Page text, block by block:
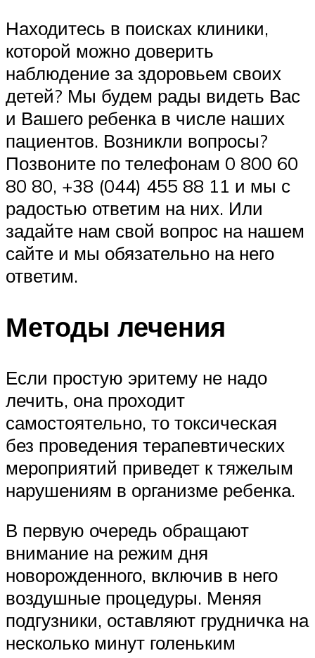
Находитесь в поисках клиники,
которой можно доверить
наблюдение за здоровьем своих
детей? Мы будем рады видеть Вас
и Вашего ребенка в числе наших
пациентов. Возникли вопросы?
Позвоните по телефонам 0 800 60
80 80, +38 (044) 455 88 11 и мы с
радостью ответим на них. Или
задайте нам свой вопрос на нашем
сайте и мы обязательно на него
ответим.
Методы лечения
Если простую эритему не надо
лечить, она проходит
самостоятельно, то токсическая
без проведения терапевтических
мероприятий приведет к тяжелым
нарушениям в организме ребенка.
В первую очередь обращают
внимание на режим дня
новорожденного, включив в него
воздушные процедуры. Меняя
подгузники, оставляют грудничка на
несколько минут голеньким